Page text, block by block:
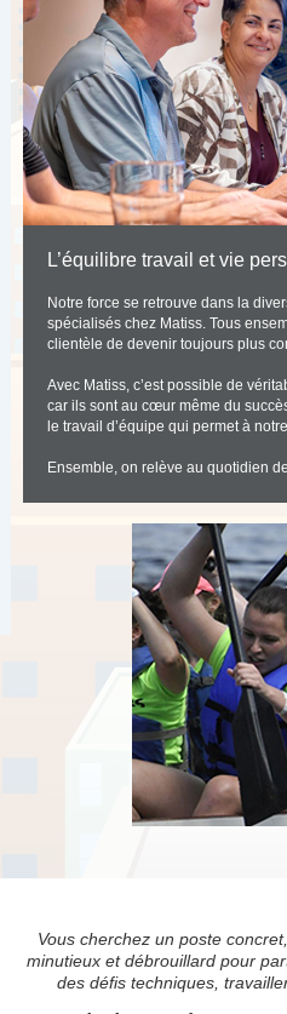
L’équilibre travail et vie
Notre force se retrouve dans la
spécialisés chez Matiss. Tous
clientèle de devenir toujours plus
Avec Matiss, c’est possible de
car ils sont au cœur même du
le travail d’équipe qui permet à
Ensemble, on relève au quotidien
Vous cherchez un poste
minutieux et débrouillard pour
des défis techniques,